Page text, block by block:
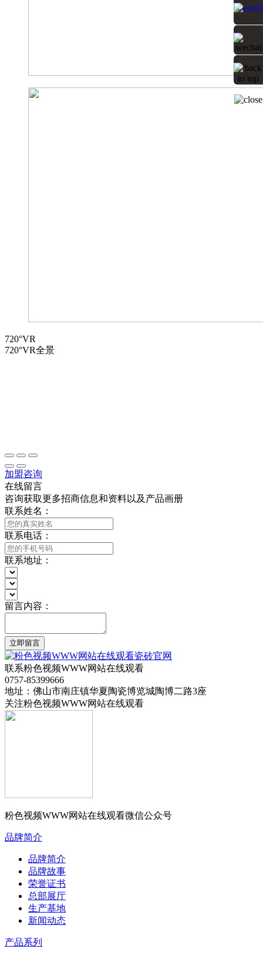
720°VR
720°VR全景
加盟咨询
在线留言
咨询获取更多招商信息和资料以及产品画册
联系姓名：
联系电话：
联系地址：
留言内容：
立即留言
联系粉色视频WWW网站在线观看
0757-85399666
地址：佛山市南庄镇华夏陶瓷博览城陶博二路3座
关注粉色视频WWW网站在线观看
粉色视频WWW网站在线观看微信公众号
品牌简介
品牌简介
品牌故事
荣誉证书
总部展厅
生产基地
新闻动态
产品系列